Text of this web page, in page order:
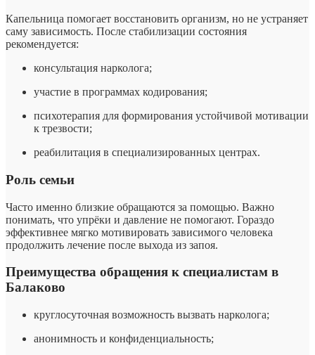
Капельница помогает восстановить организм, но не устраняет
саму зависимость. После стабилизации состояния
рекомендуется:
консультация нарколога;
участие в программах кодирования;
психотерапия для формирования устойчивой мотивации
к трезвости;
реабилитация в специализированных центрах.
Роль семьи
Часто именно близкие обращаются за помощью. Важно
понимать, что упрёки и давление не помогают. Гораздо
эффективнее мягко мотивировать зависимого человека
продолжить лечение после выхода из запоя.
Преимущества обращения к специалистам в
Балаково
круглосуточная возможность вызвать нарколога;
анонимность и конфиденциальность;